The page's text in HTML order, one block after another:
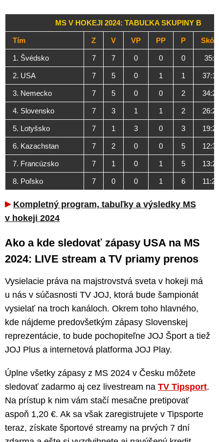
MS V HOKEJI 2024: TABUĽKA SKUPINY B
Tím Z V VP PP P
1. Švédsko 7 7 0 0 0 35:9
2. USA 7 5 0 1 1
3. Nemecko 7 5 0 0 2
4. Slovensko 7 3 1 1 2
5. Lotyšsko 7 1 3 0 3
6. Kazachstan 7 2 0 0 5
7. Francúzsko 7 1 0 1 5
8. Poľsko 7 0 0 1 6 11:29
Kompletný program, tabuľky a výsledky MS
v hokeji 2024
Ako a kde sledovať zápasy USA na MS
2024: LIVE stream a TV priamy prenos
Vysielacie práva na majstrovstvá sveta v hokeji má
u nás v súčasnosti TV JOJ, ktorá bude šampionát
vysielať na troch kanáloch. Okrem toho hlavného,
kde nájdeme predovšetkým zápasy Slovenskej
reprezentácie, to bude pochopiteľne JOJ Šport a tiež
JOJ Plus a internetová platforma JOJ Play.
Úplne všetky zápasy z MS 2024 v Česku môžete
sledovať zadarmo aj cez livestream na TV Tipsport.
Na prístup k nim vám stačí mesačne pretipovať
aspoň 1,20 €. Ak sa však zaregistrujete v Tipsporte
teraz, získate športové streamy na prvých 7 dní